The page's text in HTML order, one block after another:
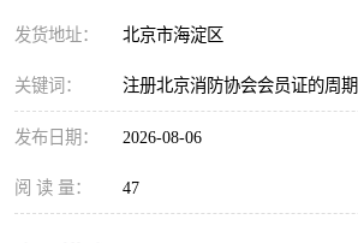
发货地址： 北京市海淀区
关键词： 注册北京消防协会会员证的周期
发布日期： 2026-08-06
阅 读 量： 47